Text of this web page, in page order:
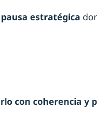
estratégica
con coherencia y